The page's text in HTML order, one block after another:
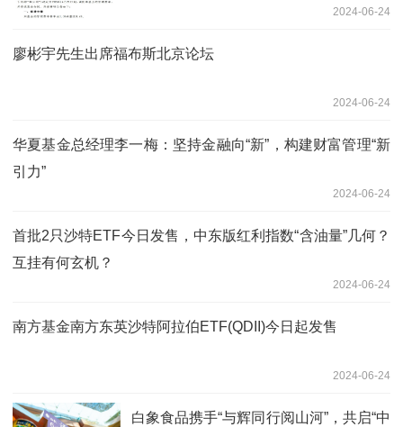
2024-06-24
廖彬宇先生出席福布斯北京论坛
2024-06-24
华夏基金总经理李一梅：坚持金融向“新”，构建财富管理“新
引力”
2024-06-24
首批2只沙特ETF今日发售，中东版红利指数“含油量”几何？
互挂有何玄机？
2024-06-24
南方基金南方东英沙特阿拉伯ETF(QDII)今日起发售
2024-06-24
白象食品携手“与辉同行阅山河”，共启“中